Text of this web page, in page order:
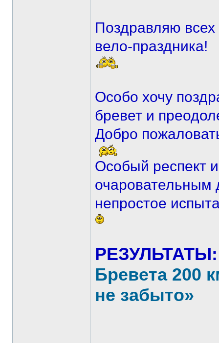
Поздравляю всех
вело-праздника!
Особо хочу
бревет и
Добро
Особый респект
очаровательным
непростое
Бревета 200
не забыто»